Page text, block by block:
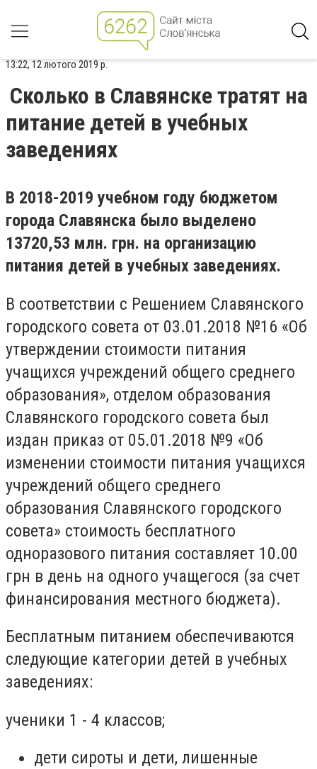
13:22, 12 лютого 2019 р.
Сколько в Славянске тратят на
питание детей в учебных
заведениях
В 2018-2019 учебном году бюджетом
города Славянска было выделено
13720,53 млн. грн. на организацию
питания детей в учебных заведениях.
В соответствии с Решением Славянского
городского совета от 03.01.2018 №16 «Об
утверждении стоимости питания
учащихся учреждений общего среднего
образования», отделом образования
Славянского городского совета был
издан приказ от 05.01.2018 №9 «Об
изменении стоимости питания учащихся
учреждений общего среднего
образования Славянского городского
совета» стоимость бесплатного
одноразового питания составляет 10.00
грн в день на одного учащегося (за счет
финансирования местного бюджета).
Бесплатным питанием обеспечиваются
следующие категории детей в учебных
заведениях:
ученики 1 - 4 классов;
дети сироты и дети, лишенные